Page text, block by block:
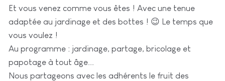
r
Et vous venez comme vous êtes ! Avec une tenue
adaptée au jardinage et des bottes ! 😉 Le temps que
vous voulez !
Au programme : jardinage, partage, bricolage et
papotage à tout âge...
Nous partageons avec les adhérents le fruit des